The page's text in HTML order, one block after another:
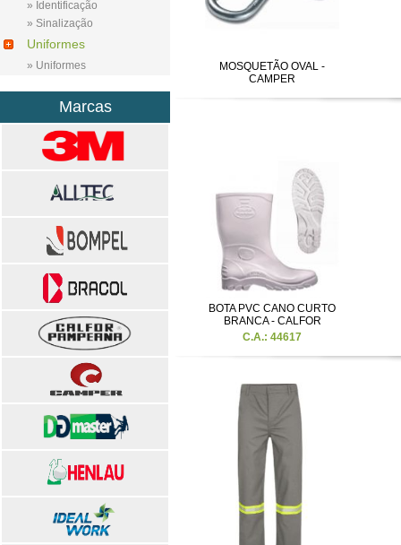
» Identificação
» Sinalização
Uniformes
» Uniformes
Marcas
MOSQUETÃO OVAL -
CAMPER
BOTA PVC CANO CURTO
BRANCA - CALFOR
C.A.: 44617